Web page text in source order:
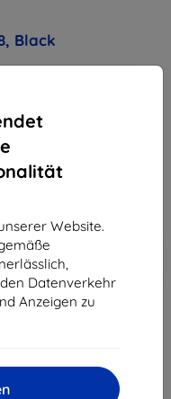
Website.
Datenverkehr
Anzeigen zu
Black
Warenkorb